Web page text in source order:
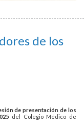
de los
de presentación de los
del Colegio Médico de